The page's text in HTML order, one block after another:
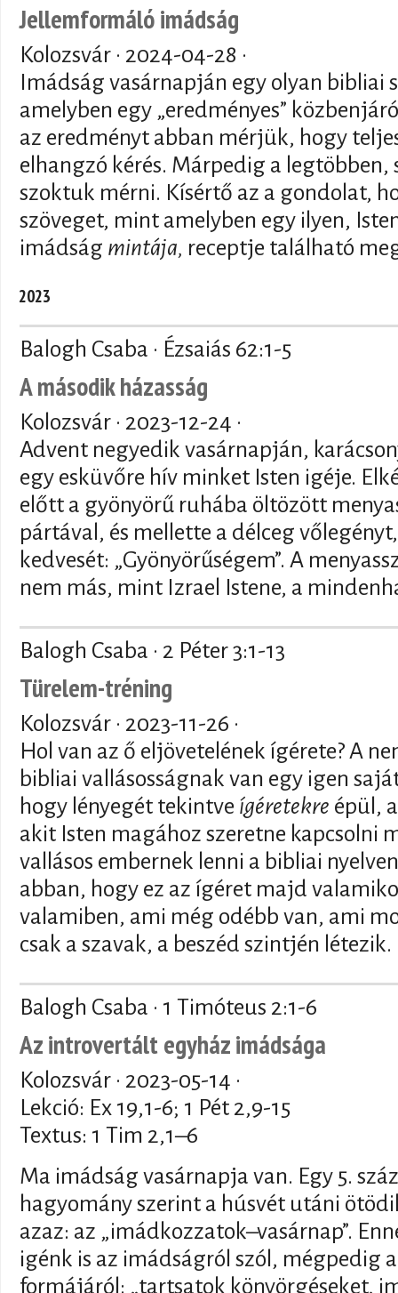
Jellemformáló imádság
Kolozsvár · 2024-04-28 ·
Imádság vasárnapján egy olyan bibliai
amelyben egy „eredményes”
az eredményt abban mérjük, hogy
elhangzó kérés. Márpedig a legtöbben,
szoktuk mérni. Kísértő az a gondolat,
szöveget, mint amelyben egy ilyen,
imádság mintája, receptje található
2023
Balogh Csaba · Ézsaiás 62:1-5
A második házasság
Kolozsvár · 2023-12-24 ·
Advent negyedik vasárnapján,
egy esküvőre hív minket Isten igéje.
előtt a gyönyörű ruhába öltözött
pártával, és mellette a délceg
kedvesét: „Gyönyörűségem”. A
nem más, mint Izrael Istene, a
Balogh Csaba · 2 Péter 3:1-13
Türelem-tréning
Kolozsvár · 2023-11-26 ·
Hol van az ő eljövetelének ígérete? A
bibliai vallásosságnak van egy igen
hogy lényegét tekintve ígéretekre épül,
akit Isten magához szeretne kapcsolni
vallásos embernek lenni a bibliai
abban, hogy ez az ígéret majd
valamiben, ami még odébb van, ami
csak a szavak, a beszéd szintjén létezik.
Balogh Csaba · 1 Timóteus 2:1-6
Az introvertált egyház imádsága
Kolozsvár · 2023-05-14 ·
Lekció: Ex 19,1-6; 1 Pét 2,9-15
Textus: 1 Tim 2,1–6
Ma imádság vasárnapja van. Egy 5.
hagyomány szerint a húsvét utáni
azaz: az „imádkozzatok–vasárnap”.
igénk is az imádságról szól, mégpedig
formájáról: „tartsatok könyörgéseket,